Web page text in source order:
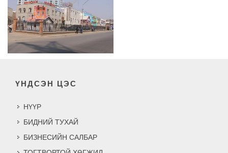
ҮНДСЭН ЦЭС
НҮҮР
БИДНИЙ ТУХАЙ
БИЗНЕСИЙН САЛБАР